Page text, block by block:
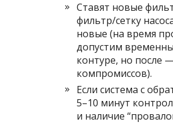
Ставят новые
фильтр/сетку
новые (на время
допустим
контуре, но после
компромиссов).
Если система с
5–10 минут
и наличие